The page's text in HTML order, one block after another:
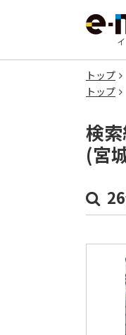
トップ
トップ
検
(宮